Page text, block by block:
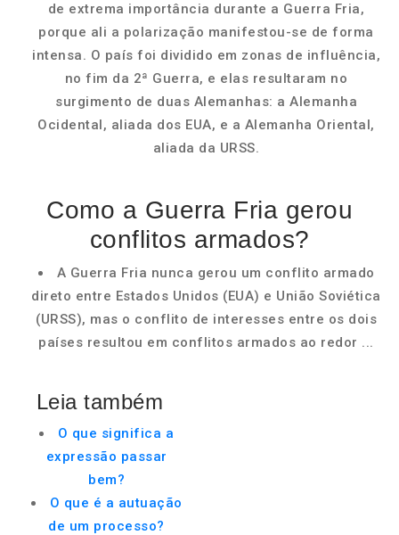
de extrema importância durante a Guerra Fria,
porque ali a polarização manifestou-se de forma
intensa. O país foi dividido em zonas de influência,
no fim da 2ª Guerra, e elas resultaram no
surgimento de duas Alemanhas: a Alemanha
Ocidental, aliada dos EUA, e a Alemanha Oriental,
aliada da URSS.
Como a Guerra Fria gerou
conflitos armados?
A Guerra Fria nunca gerou um conflito armado
direto entre Estados Unidos (EUA) e União Soviética
(URSS), mas o conflito de interesses entre os dois
países resultou em conflitos armados ao redor ...
Leia também
O que significa a
expressão passar
bem?
O que é a autuação
de um processo?